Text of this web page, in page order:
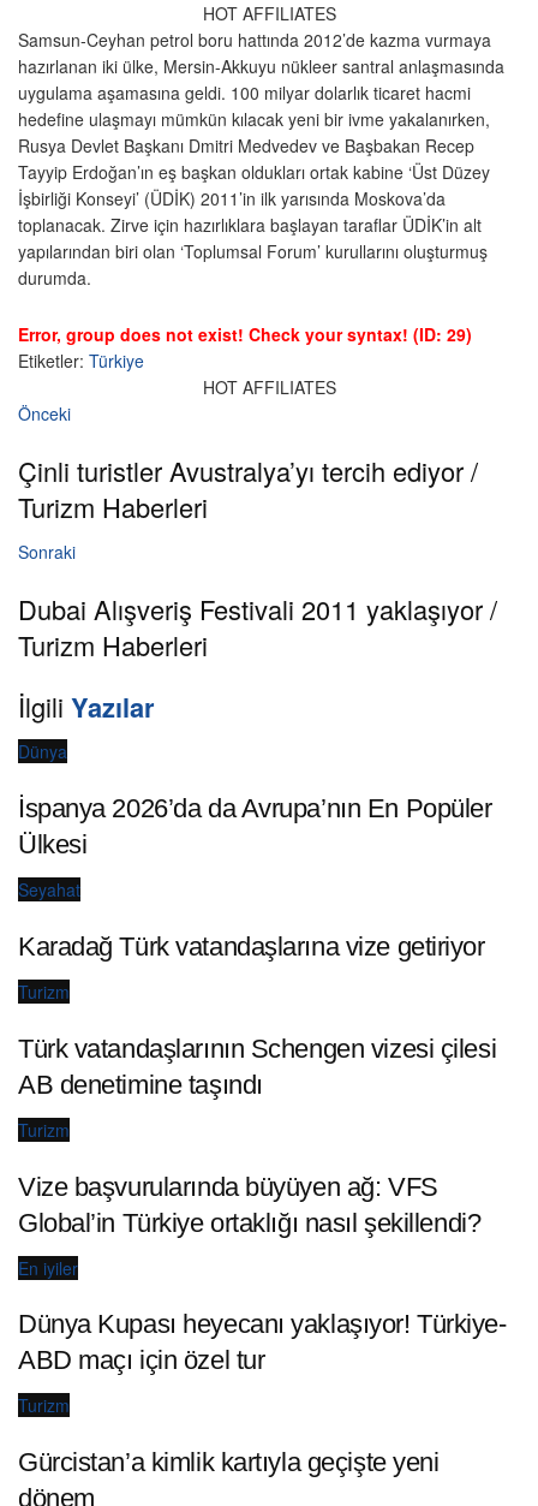
HOT AFFILIATES
Samsun-Ceyhan petrol boru hattında 2012’de kazma vurmaya
hazırlanan iki ülke, Mersin-Akkuyu nükleer santral anlaşmasında
uygulama aşamasına geldi. 100 milyar dolarlık ticaret hacmi
hedefine ulaşmayı mümkün kılacak yeni bir ivme yakalanırken,
Rusya Devlet Başkanı Dmitri Medvedev ve Başbakan Recep
Tayyip Erdoğan’ın eş başkan oldukları ortak kabine ‘Üst Düzey
İşbirliği Konseyi’ (ÜDİK) 2011’in ilk yarısında Moskova’da
toplanacak. Zirve için hazırlıklara başlayan taraflar ÜDİK’in alt
yapılarından biri olan ‘Toplumsal Forum’ kurullarını oluşturmuş
durumda.
Error, group does not exist! Check your syntax! (ID: 29)
Etiketler: Türkiye
HOT AFFILIATES
Önceki
Çinli turistler Avustralya’yı tercih ediyor /
Turizm Haberleri
Sonraki
Dubai Alışveriş Festivali 2011 yaklaşıyor /
Turizm Haberleri
İlgili Yazılar
Dünya
İspanya 2026’da da Avrupa’nın En Popüler
Ülkesi
Seyahat
Karadağ Türk vatandaşlarına vize getiriyor
Turizm
Türk vatandaşlarının Schengen vizesi çilesi
AB denetimine taşındı
Turizm
Vize başvurularında büyüyen ağ: VFS
Global’in Türkiye ortaklığı nasıl şekillendi?
En iyiler
Dünya Kupası heyecanı yaklaşıyor! Türkiye-
ABD maçı için özel tur
Turizm
Gürcistan’a kimlik kartıyla geçişte yeni
dönem